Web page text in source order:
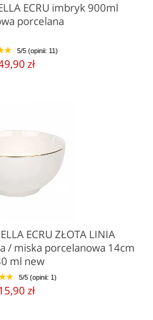
ECRU imbryk 900ml
porcelana
4 5 5/5 (opinii: 11)
zł
ECRU ZŁOTA LINIA
/ miska porcelanowa 14cm
ml new
4 5 5/5 (opinii: 1)
zł